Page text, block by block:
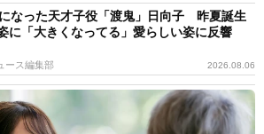
なった天才子役「渡鬼」日向子 昨夏誕生
に「大きくなってる」愛らしい姿に反響
ース編集部 2026.08.06